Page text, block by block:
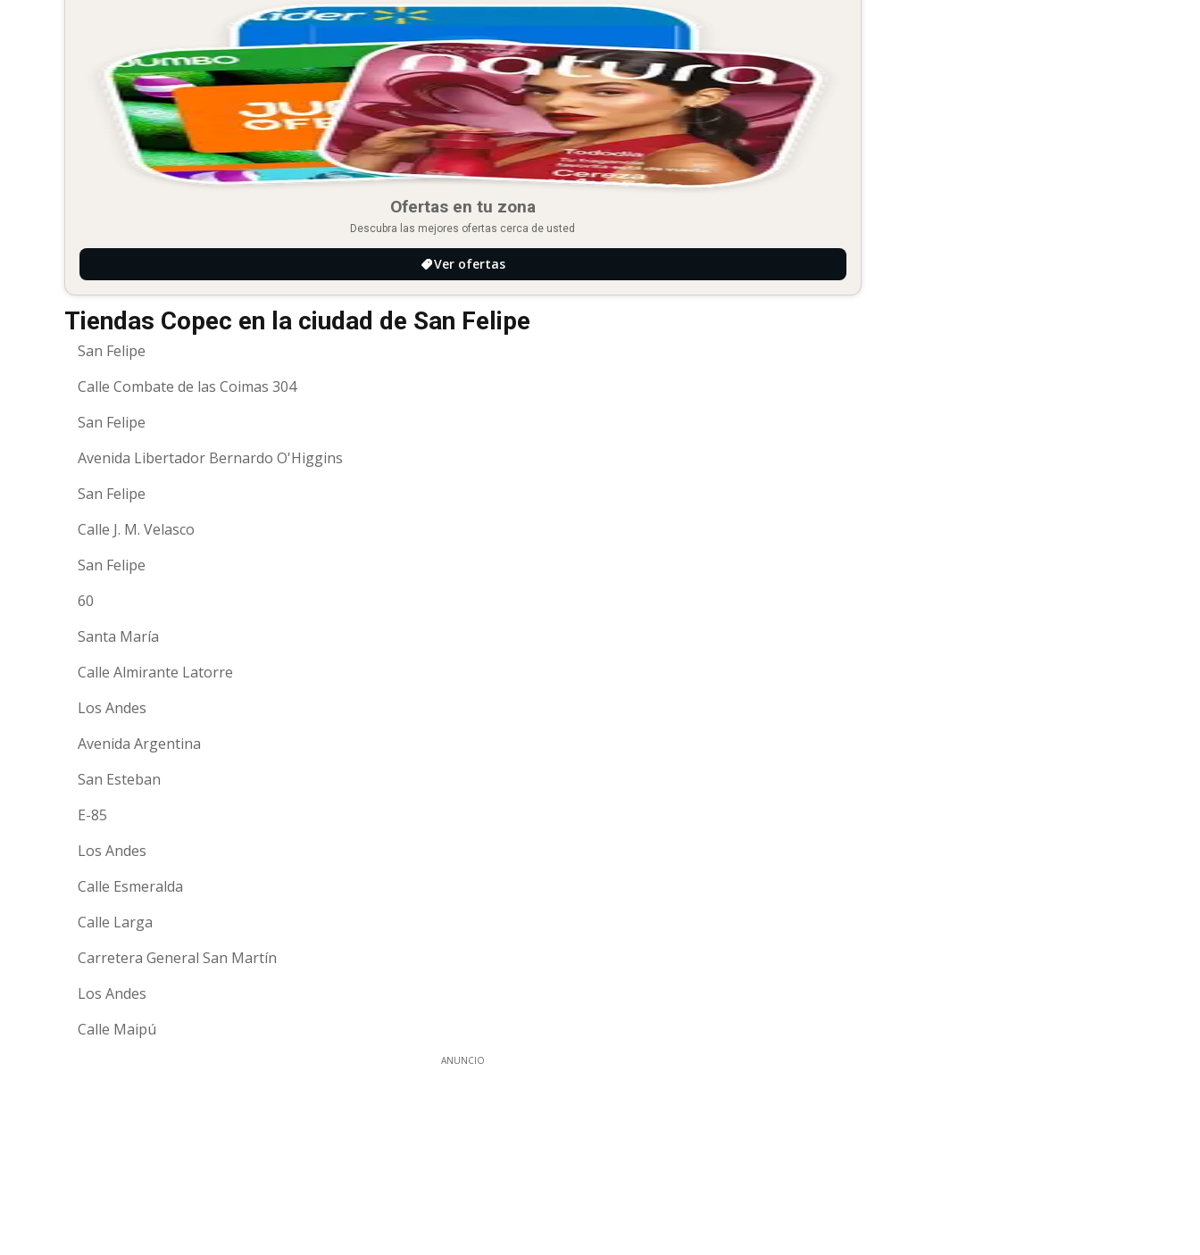
Ofertas en tu zona
Descubra las mejores ofertas cerca de usted
Ver ofertas
Tiendas Copec en la ciudad de San Felipe
San Felipe
Calle Combate de las Coimas 304
San Felipe
Avenida Libertador Bernardo O'Higgins
San Felipe
Calle J. M. Velasco
San Felipe
60
Santa María
Calle Almirante Latorre
Los Andes
Avenida Argentina
San Esteban
E-85
Los Andes
Calle Esmeralda
Calle Larga
Carretera General San Martín
Los Andes
Calle Maipú
ANUNCIO